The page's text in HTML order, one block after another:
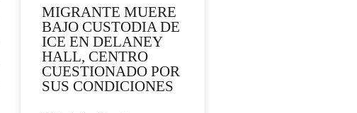
MIGRANTE MUERE
BAJO CUSTODIA DE
ICE EN DELANEY
HALL, CENTRO
CUESTIONADO POR
SUS CONDICIONES